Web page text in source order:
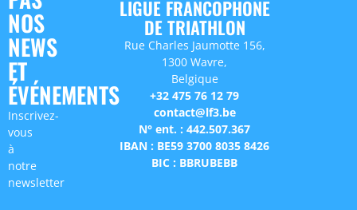
LIGUE FRANCOPHONE
DE TRIATHLON
Rue Charles Jaumotte 156,
1300 Wavre,
Belgique
+32 475 76 12 79
contact@lf3.be
N° ent. : 442.507.367
IBAN : BE59 3700 8035 8426
BIC : BBRUBEBB
NOS
NEWS
ET
ÉVÉNEMENTS
Inscrivez-
vous
à
notre
newsletter